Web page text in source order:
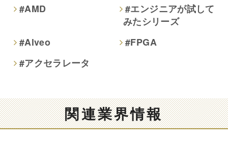
#AMD
#エンジニアが試して
みたシリーズ
#Alveo
#FPGA
#アクセラレータ
関連業界情報